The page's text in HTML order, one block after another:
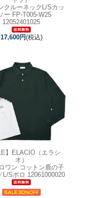
クルーネックL/Sカッ
ー FP-T005-W25
12052401025
17,600円(税込)
】
ELACIO（エラシ
オ）
ワン コットン鹿の子
L/Sポロ 12061000020